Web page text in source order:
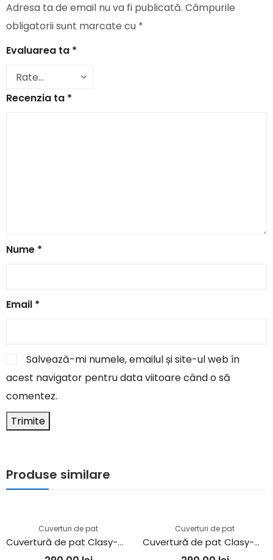
Adresa ta de email nu va fi publicată. Câmpurile
obligatorii sunt marcate cu *
Evaluarea ta *
Recenzia ta *
Nume *
Email *
Salvează-mi numele, emailul și site-ul web în
acest navigator pentru data viitoare când o să
comentez.
Produse similare
Cuverturi de pat
Cuvertură de pat Clasy-matlasată 2 persoane (RISA V1)
Cuverturi de pat
Cuvertură de pat Clasy-matlasată 2 persoane (LORINDA)